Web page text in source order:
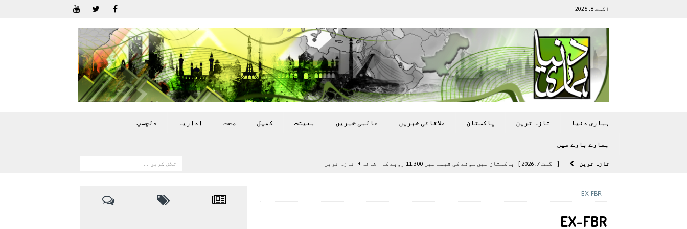
اگست 8, 2026
ہماری دنیا تازہ ترين پاکستان علاقائی خبريں عالمی خبريں معيشت کھيل صحت اداريہ دلچسپ
ہمارے بارے ميں
تازہ ترين [ اگست 7, 2026 ] پاکستان میں سونے کی قیمت میں 11,300 روپے کا اضافہ تازہ ترين
EX-FBR
EX-FBR